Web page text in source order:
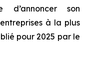
d’annoncer son
à la plus
pour 2025 par le